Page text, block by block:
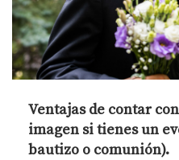
Ventajas de contar
imagen si tienes un
bautizo o comunión).